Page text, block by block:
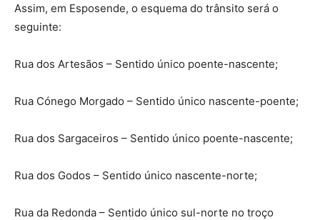
Assim, em Esposende, o esquema do trânsito será o
seguinte:
Rua dos Artesãos – Sentido único poente-nascente;
Rua Cónego Morgado – Sentido único nascente-poente;
Rua dos Sargaceiros – Sentido único poente-nascente;
Rua dos Godos – Sentido único nascente-norte;
Rua da Redonda – Sentido único sul-norte no troço